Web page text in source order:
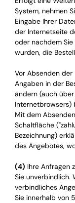
System, nehmen
Eingabe Ihrer
der Internetseite
oder nachdem
wurden, die
Vor Absenden der
Angaben in der
ändern (auch
Internetbrowsers)
Mit dem
Schaltfläche
Bezeichnung)
des Angebotes,
(4) Ihre Anfragen
Sie unverbindlich.
verbindliches
Sie innerhalb von